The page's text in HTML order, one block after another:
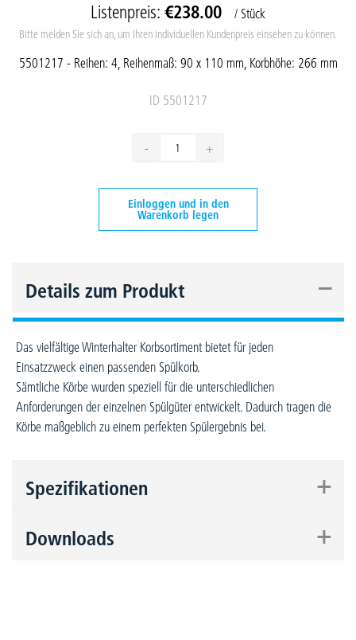
ID 5501217
Listenpreis: €238.00 / Stück
Bitte melden Sie sich an, um Ihren individuellen Kundenpreis einsehen zu können.
5501217 - Reihen: 4, Reihenmaß: 90 x 110 mm, Korbhöhe: 266 mm
- +
Einloggen und in den
Warenkorb legen
Details zum Produkt –
Das vielfältige Winterhalter Korbsortiment bietet für jeden
Einsatzzweck einen passenden Spülkorb.
Sämtliche Körbe wurden speziell für die unterschiedlichen
Anforderungen der einzelnen Spülgüter entwickelt. Dadurch tragen die
Körbe maßgeblich zu einem perfekten Spülergebnis bei.
Spezifikationen +
Downloads +